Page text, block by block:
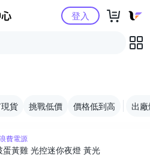
Yahoo購物中心登入
貨 挑戰低價 價格低到高 出
費電源
蛋黃雞 光控迷你夜燈 黃光